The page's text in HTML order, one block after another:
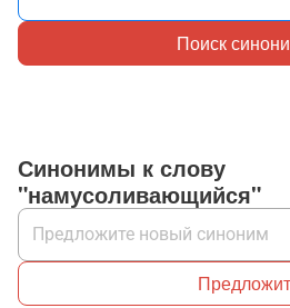
Поиск
Синонимы к слову
"намусоливающийся"